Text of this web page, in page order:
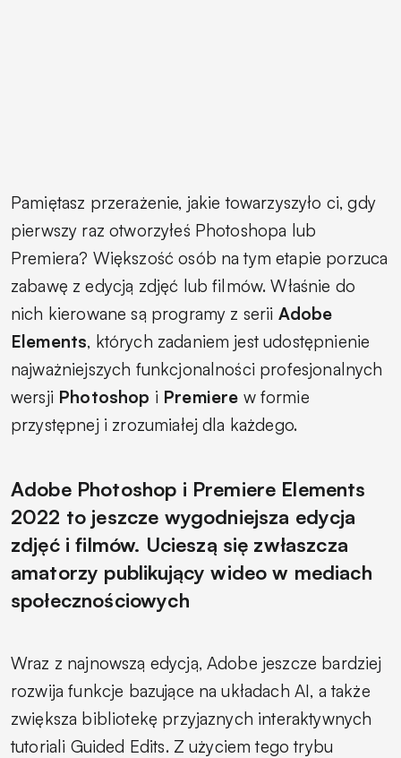
Pamiętasz przerażenie, jakie towarzyszyło ci, gdy
pierwszy raz otworzyłeś Photoshopa lub
Premiera? Większość osób na tym etapie porzuca
zabawę z edycją zdjęć lub filmów. Właśnie do
nich kierowane są programy z serii Adobe
Elements, których zadaniem jest udostępnienie
najważniejszych funkcjonalności profesjonalnych
wersji Photoshop i Premiere w formie
przystępnej i zrozumiałej dla każdego.
Adobe Photoshop i Premiere Elements
2022 to jeszcze wygodniejsza edycja
zdjęć i filmów. Ucieszą się zwłaszcza
amatorzy publikujący wideo w mediach
społecznościowych
Wraz z najnowszą edycją, Adobe jeszcze bardziej
rozwija funkcje bazujące na układach AI, a także
zwiększa bibliotekę przyjaznych interaktywnych
tutoriali Guided Edits. Z użyciem tego trybu